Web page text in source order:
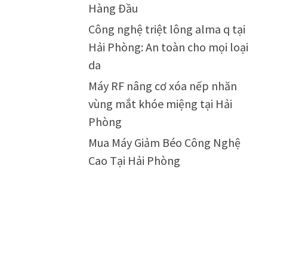
Hàng Đầu
Công nghệ triệt lông alma q tại
Hải Phòng: An toàn cho mọi loại
da
Máy RF nâng cơ xóa nếp nhăn
vùng mắt khóe miệng tại Hải
Phòng
Mua Máy Giảm Béo Công Nghệ
Cao Tại Hải Phòng